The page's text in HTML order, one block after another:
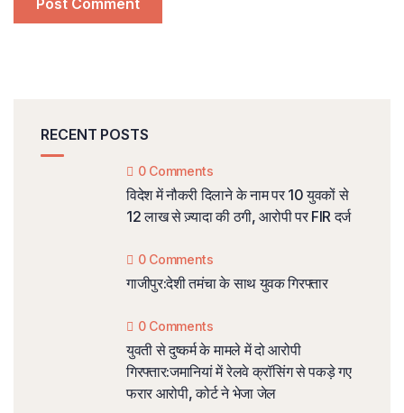
RECENT POSTS
0 Comments
विदेश में नौकरी दिलाने के नाम पर 10 युवकों से
12 लाख से ज़्यादा की ठगी, आरोपी पर FIR दर्ज
0 Comments
गाजीपुर:देशी तमंचा के साथ युवक गिरफ्तार
0 Comments
युवती से दुष्कर्म के मामले में दो आरोपी
गिरफ्तार:जमानियां में रेलवे क्रॉसिंग से पकड़े गए
फरार आरोपी, कोर्ट ने भेजा जेल